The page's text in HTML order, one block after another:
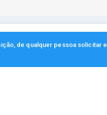
de qualquer pessoa solicitar